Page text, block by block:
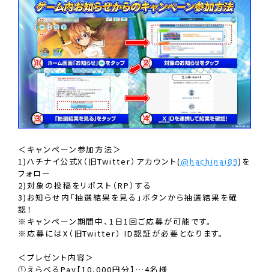
＜キャンペーン参加方法＞
1)ハチナイ公式X（旧Twitter）アカウント(@hachinai89)を
フォロー
2)対象の投稿をリポスト（RP）する
3)お知らせ内「抽選結果を見る」ボタンから抽選結果を確
認！
※キャンペーン期間中、1日1回ご応募が可能です。
※応募にはX（旧Twitter） ID認証が必要となります。
＜プレゼント内容＞
①えらべるPay【10,000円分】…4名様